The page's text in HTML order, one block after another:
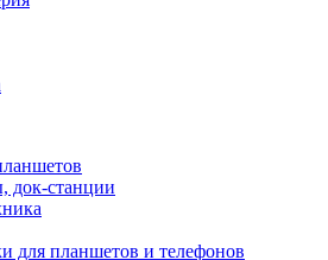
док-станции
для планшетов и телефонов